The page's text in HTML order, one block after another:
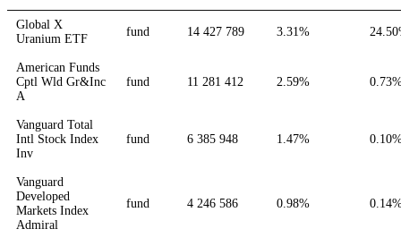
Global X
Uranium ETF
fund 14 427 789 3.31%
American Funds
Cptl Wld Gr&Inc
A
fund 11 281 412 2.59%
Vanguard Total
Intl Stock Index
Inv
fund 6 385 948 1.47%
Vanguard
Developed
Markets Index
Admiral
fund 4 246 586 0.98%